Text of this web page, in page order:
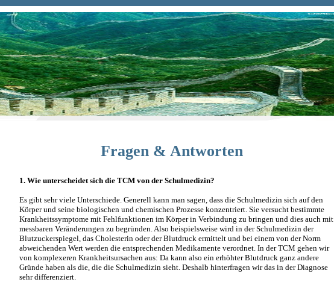
Fragen & Antworten
1. Wie unterscheidet sich die TCM von der Schulmedizin?
Es gibt sehr viele Unterschiede. Generell kann man sagen, dass die Schulmedizin sich auf den
Körper und seine biologischen und chemischen Prozesse konzentriert. Sie versucht bestimmte
Krankheitssymptome mit Fehlfunktionen im Körper in Verbindung zu bringen und dies auch mit
messbaren Veränderungen zu begründen. Also beispielsweise wird in der Schulmedizin der
Blutzuckerspiegel, das Cholesterin oder der Blutdruck ermittelt und bei einem von der Norm
abweichenden Wert werden die entsprechenden Medikamente verordnet. In der TCM gehen wir
von komplexeren Krankheitsursachen aus: Da kann also ein erhöhter Blutdruck ganz andere
Gründe haben als die, die die Schulmedizin sieht. Deshalb hinterfragen wir das in der Diagnose
sehr differenziert.